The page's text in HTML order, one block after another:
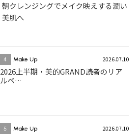
朝クレンジングでメイク映えする潤い
美肌へ
4 Make Up 2026.07.10
2026上半期・美的GRAND読者のリア
ルベ…
5 Make Up 2026.07.10